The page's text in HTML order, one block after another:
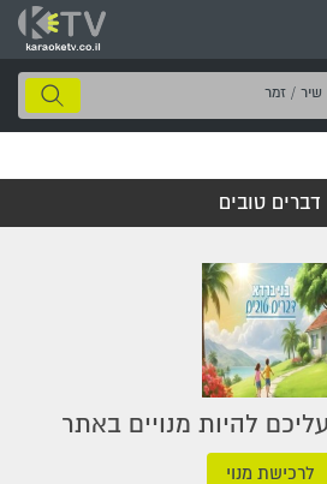
חיפוש
שיר
דברים טובים
להיות מנויים באתר
לרכישת מנוי